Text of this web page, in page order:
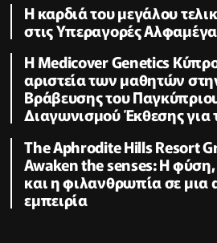
Η καρδιά του μεγάλου
στις Υπεραγορές Αλφαμέγα
Η Medicover Genetics
αριστεία των μαθητών
Βράβευσης του
Διαγωνισμού Έκθεσης για
The Aphrodite Hills Resort
Awaken the senses: H
και η φιλανθρωπία σε μια
εμπειρία